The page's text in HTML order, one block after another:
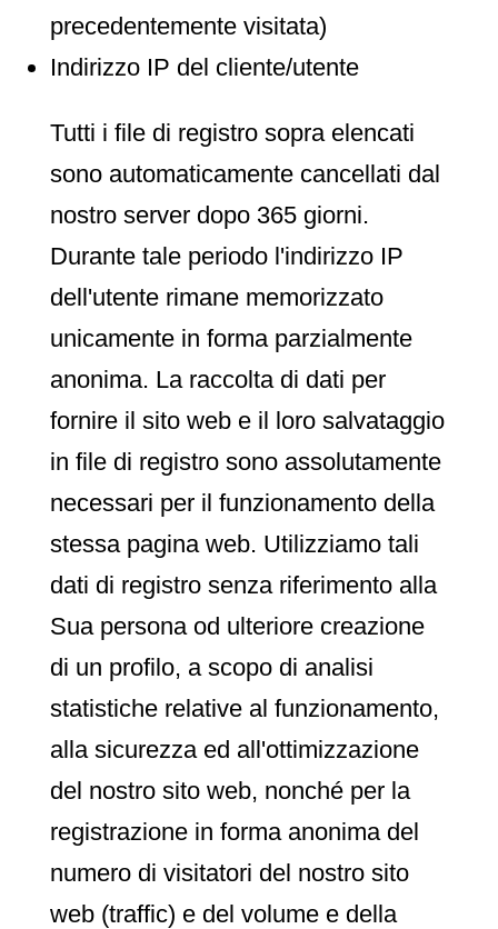
precedentemente visitata)
Indirizzo IP del cliente/utente
Tutti i file di registro sopra elencati
sono automaticamente cancellati dal
nostro server dopo 365 giorni.
Durante tale periodo l'indirizzo IP
dell'utente rimane memorizzato
unicamente in forma parzialmente
anonima. La raccolta di dati per
fornire il sito web e il loro salvataggio
in file di registro sono assolutamente
necessari per il funzionamento della
stessa pagina web. Utilizziamo tali
dati di registro senza riferimento alla
Sua persona od ulteriore creazione
di un profilo, a scopo di analisi
statistiche relative al funzionamento,
alla sicurezza ed all'ottimizzazione
del nostro sito web, nonché per la
registrazione in forma anonima del
numero di visitatori del nostro sito
web (traffic) e del volume e della